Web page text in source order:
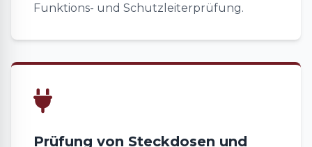
Funktions- und Schutzleiterprüfung.
Prüfung von Steckdosen und